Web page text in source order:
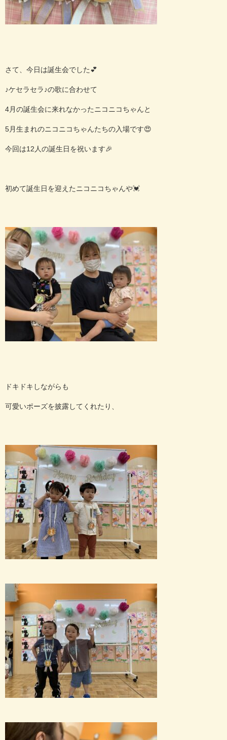
さて、今日は誕生会でした💕
♪ケセラセラ♪の歌に合わせて
4月の誕生会に来れなかったニコニコちゃんと
5月生まれのニコニコちゃんたちの入場です😍
今回は12 人の誕生日を祝います🎉
初めて誕生日を迎えたニコニコちゃんや💓
ドキドキしながらも
可愛いポーズを披露してくれたり、